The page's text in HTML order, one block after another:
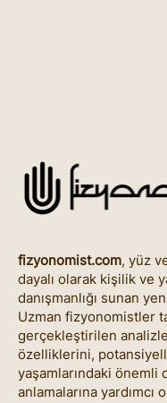
fizyonomist.com, yüz
dayalı olarak kişilik ve
danışmanlığı sunan
Uzman fizyonomistler
gerçekleştirilen
özelliklerini,
yaşamlarındaki önemli
anlamalarına yardımcı